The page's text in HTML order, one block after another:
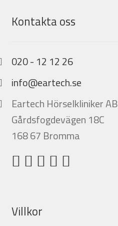
Kontakta oss
020 - 12 12 26
info@eartech.se
Eartech Hörselkliniker AB
Gårdsfogdevägen 18C
168 67 Bromma
Villkor